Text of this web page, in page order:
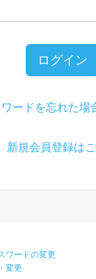
ログイン
ードを忘れた場
新規会員登録は
ワードの変更
変更